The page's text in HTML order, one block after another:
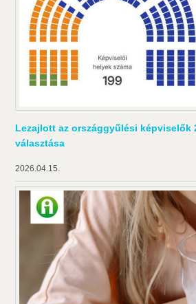
Lezajlott az országgyűlési képviselők
választása
2026.04.15.